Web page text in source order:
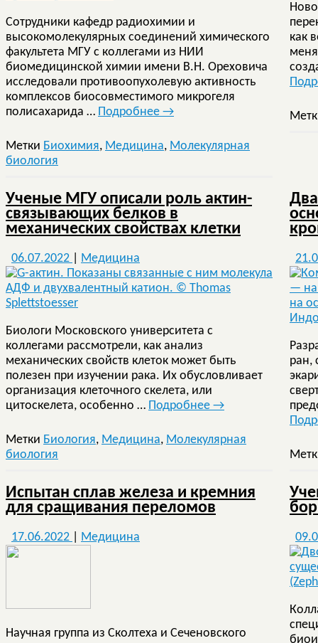
Сотрудники кафедр радиохимии и
высокомолекулярных соединений химического
факультета МГУ с коллегами из НИИ
биомедицинской химии имени В.Н. Ореховича
исследовали противоопухолевую активность
комплексов биосовместимого микрогеля
полисахарида … Подробнее →
Метки Биохимия, Медицина, Молекулярная
биология
как
Ученые МГУ описали роль актин-
связывающих белков в
механических свойствах клетки
06.07.2022 Медицина
Биологи Московского университета с
коллегами рассмотрели, как анализ
механических свойств клеток может быть
полезен при изучении рака. Их обусловливает
организация клеточного скелета, или
цитоскелета, особенно … Подробнее →
Метки Биология, Медицина, Молекулярная
биология
ран,
Испытан сплав железа и кремния
для сращивания переломов
17.06.2022 Медицина
Научная группа из Сколтеха и Сеченовского